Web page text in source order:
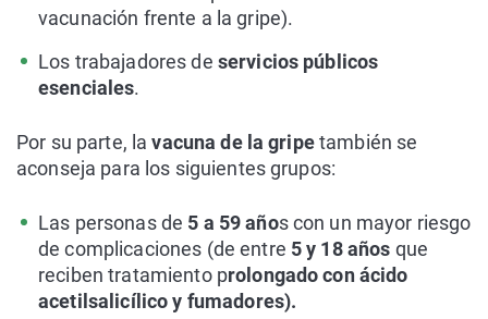
vacunación frente a la gripe).
Los trabajadores de servicios públicos
esenciales.
Por su parte, la vacuna de la gripetambién se
aconseja para los siguientes grupos:
Las personas de 5 a 59 años con un mayor riesgo
de complicaciones (de entre 5 y 18 años que
reciben tratamiento prolongado con ácido
acetilsalicílico y fumadores).